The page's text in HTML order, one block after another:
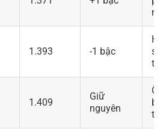
1.393 -1 bậc
1.409
Giữ
nguyên